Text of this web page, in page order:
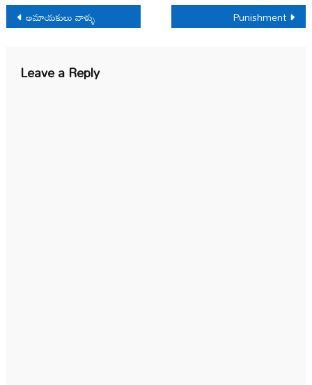
Post
navigation
అమాయకులు వాళ్ళు Punishment
Leave a Reply